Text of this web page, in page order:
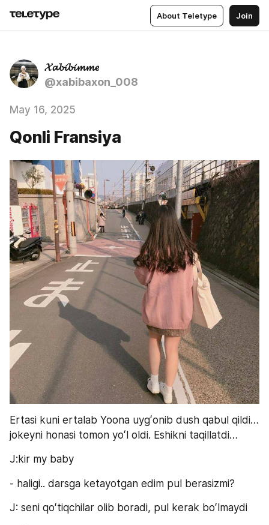
About Teletype Join
𝓧𝓪𝓫𝓲𝓫𝓲𝓶𝓶𝓮
@xabibaxon_008
May 16, 2025
Qonli Fransiya
Ertasi kuni ertalab Yoona uygʻonib dush qabul qildi…
jokeyni honasi tomon yoʻl oldi. Eshikni taqillatdi…
J:kir my baby
- haligi.. darsga ketayotgan edim pul berasizmi?
J: seni qoʻtiqchilar olib boradi, pul kerak boʻlmaydi